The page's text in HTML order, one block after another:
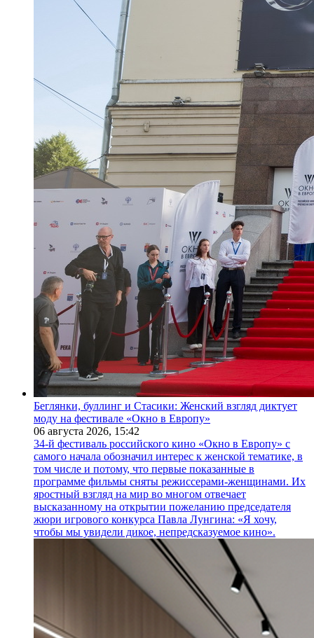
Беглянки, буллинг и Стасики: Женский взгляд диктует
моду на фестивале «Окно в Европу»
06 августа 2026, 15:42
34-й фестиваль российского кино «Окно в Европу» с
самого начала обозначил интерес к женской тематике, в
том числе и потому, что первые показанные в
программе фильмы сняты режиссерами-женщинами. Их
яростный взгляд на мир во многом отвечает
высказанному на открытии пожеланию председателя
жюри игрового конкурса Павла Лунгина: «Я хочу,
чтобы мы увидели дикое, непредсказуемое кино».